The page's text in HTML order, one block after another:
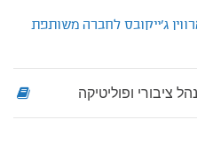
ג'ייקובס לחברה משותפת
ציבורי ופוליטיקה